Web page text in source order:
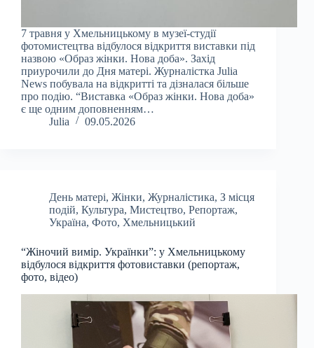
7 травня у Хмельницькому в музеї-студії
фотомистецтва відбулося відкриття виставки під
назвою «Образ жінки. Нова доба». Захід
приурочили до Дня матері. Журналістка Julia
News побувала на відкритті та дізналася більше
про подію. “Виставка «Образ жінки. Нова доба»
є ще одним доповненням…
Julia
09.05.2026
День матері, Жінки, Журналістика, З місця
подій, Культура, Мистецтво, Репортаж,
Україна, Фото, Хмельницький
“Жіночий вимір. Українки”: у Хмельницькому
відбулося відкриття фотовиставки (репортаж,
фото, відео)